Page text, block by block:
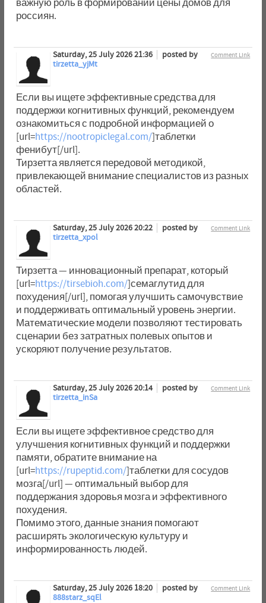
важную роль в формировании цены домов для
россиян.
Comment Link
Saturday, 25 July 2026 21:36
posted by
tirzetta_yjMt
Если вы ищете эффективные средства для
поддержки когнитивных функций, рекомендуем
ознакомиться с подробной информацией о
[url=https://nootropiclegal.com/]таблетки
фенибут[/url].
Тирзетта является передовой методикой,
привлекающей внимание специалистов из разных
областей.
Comment Link
Saturday, 25 July 2026 20:22
posted by
tirzetta_xpol
Тирзетта — инновационный препарат, который
[url=https://tirsebioh.com/]семаглутид для
похудения[/url], помогая улучшить самочувствие
и поддерживать оптимальный уровень энергии.
Математические модели позволяют тестировать
сценарии без затратных полевых опытов и
ускоряют получение результатов.
Comment Link
Saturday, 25 July 2026 20:14
posted by
tirzetta_inSa
Если вы ищете эффективное средство для
улучшения когнитивных функций и поддержки
памяти, обратите внимание на
[url=https://rupeptid.com/]таблетки для сосудов
мозга[/url] — оптимальный выбор для
поддержания здоровья мозга и эффективного
похудения.
Помимо этого, данные знания помогают
расширять экологическую культуру и
информированность людей.
Comment Link
Saturday, 25 July 2026 18:20
posted by
888starz_sqEl